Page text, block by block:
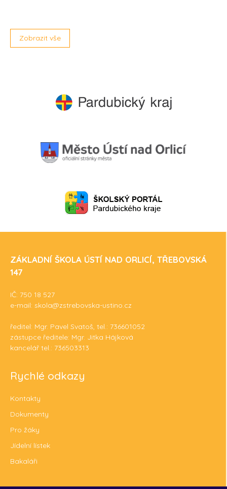
Zobrazit vše
ZÁKLADNÍ ŠKOLA ÚSTÍ NAD ORLICÍ, TŘEBOVSKÁ
147
IČ: 750 18 527
e-mail: skola@zstrebovska-ustino.cz
ředitel: Mgr. Pavel Svatoš, tel.: 736601052
zástupce ředitele: Mgr. Jitka Hájková
kancelář tel.: 736503313
Rychlé odkazy
Kontakty
Dokumenty
Pro žáky
Jídelní lístek
Bakaláři